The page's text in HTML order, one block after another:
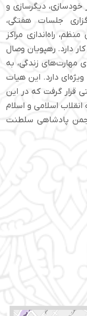
دیگرسازی و
جلسات هفتگی،
راه‌اندازی مراکز
دارد. رهپویان وصال
مهارت‌های زندگی، به
دارد. این هیات
قرار گرفت که در این
به ۲۰۰ جانباز به انقلاب اسلامی و اسلام
پادشاهی سلطنت